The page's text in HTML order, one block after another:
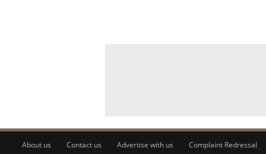
About us Contact us Advertise with us Complaint Redressal